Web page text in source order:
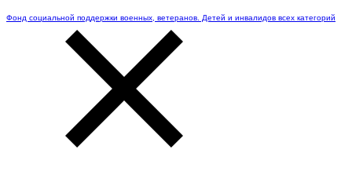
Фонд социальной поддержки военных, ветеранов. Детей и инвалидов всех категорий